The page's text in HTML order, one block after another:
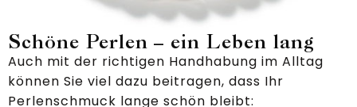
Schöne Perlen – ein Leben lang
Auch mit der richtigen Handhabung im Alltag
können Sie viel dazu beitragen, dass Ihr
Perlenschmuck lange schön bleibt: